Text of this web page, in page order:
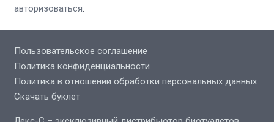
авторизоваться.
Пользовательское соглашение
Политика конфиденциальности
Политика в отношении обработки персональных данных
Скачать буклет